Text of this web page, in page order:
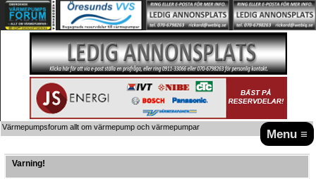
Menu ≡
Värmepumpsforum allt om värmepump och värmepumpar
Varning!